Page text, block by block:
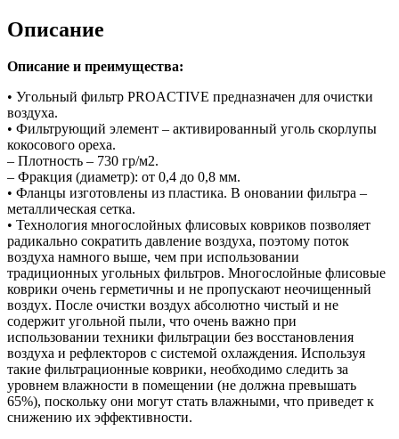
Описание
Описание и преимущества:
• Угольный фильтр PROACTIVE предназначен для очистки
воздуха.
• Фильтрующий элемент – активированный уголь скорлупы
кокосового ореха.
– Плотность – 730 гр/м2.
– Фракция (диаметр): от 0,4 до 0,8 мм.
• Фланцы изготовлены из пластика. В оновании фильтра –
металлическая сетка.
• Технология многослойных флисовых ковриков позволяет
радикально сократить давление воздуха, поэтому поток
воздуха намного выше, чем при использовании
традиционных угольных фильтров. Многослойные флисовые
коврики очень герметичны и не пропускают неочищенный
воздух. После очистки воздух абсолютно чистый и не
содержит угольной пыли, что очень важно при
использовании техники фильтрации без восстановления
воздуха и рефлекторов с системой охлаждения. Используя
такие фильтрационные коврики, необходимо следить за
уровнем влажности в помещении (не должна превышать
65%), поскольку они могут стать влажными, что приведет к
снижению их эффективности.